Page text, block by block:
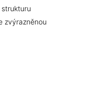
strukturu
zvýrazněnou